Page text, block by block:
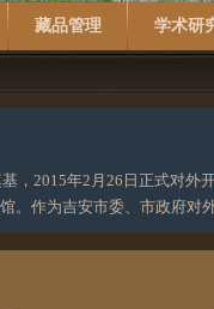
藏品管理 学术研
，2015年2月26日正式对
。作为吉安市委、市政府对